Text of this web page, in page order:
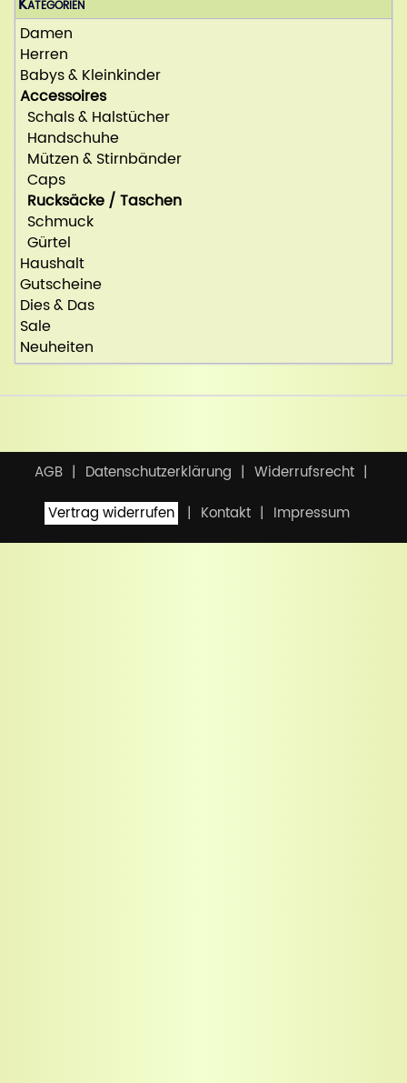
Kategorien
Damen
Herren
Babys & Kleinkinder
Accessoires
Schals & Halstücher
Handschuhe
Mützen & Stirnbänder
Caps
Rucksäcke / Taschen
Schmuck
Gürtel
Haushalt
Gutscheine
Dies & Das
Sale
Neuheiten
AGB Datenschutzerklärung
Widerrufsrecht
Vertrag widerrufen
Kontakt Impressum